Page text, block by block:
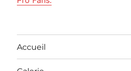
Accueil